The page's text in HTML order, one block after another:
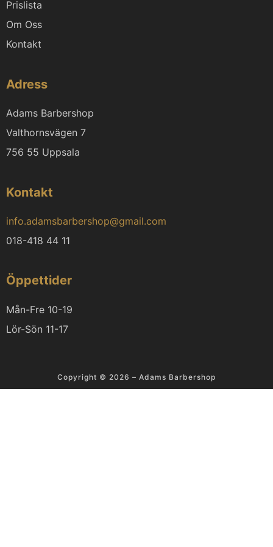
Prislista
Om Oss
Kontakt
Adress
Adams Barbershop
Valthornsvägen 7
756 55 Uppsala
Kontakt
info.adamsbarbershop@gmail.com
018-418 44 11
Öppettider
Mån-Fre 10-19
Lör-Sön 11-17
Copyright © 2026 – Adams Barbershop